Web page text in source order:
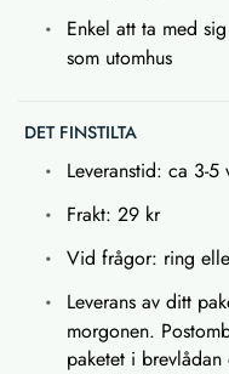
Enkel att ta med
som utomhus
DET FINSTILTA
Leveranstid: ca 3-5
Frakt: 29 kr
Vid frågor: ring
Leverans av ditt
morgonen.
paketet i